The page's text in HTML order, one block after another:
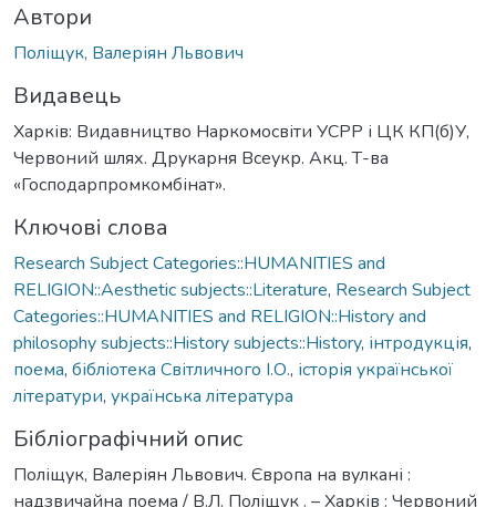
Автори
Поліщук, Валеріян Львович
Видавець
Харків: Видавництво Наркомосвіти УСРР і ЦК КП(б)У,
Червоний шлях. Друкарня Всеукр. Акц. Т-ва
«Господарпромкомбінат».
Ключові слова
Research Subject Categories::HUMANITIES and
RELIGION::Aesthetic subjects::Literature, Research Subject
Categories::HUMANITIES and RELIGION::History and
philosophy subjects::History subjects::History, інтродукція,
поема, бібліотека Світличного І.О., історія української
літератури, українська література
Бібліографічний опис
Поліщук, Валеріян Львович. Європа на вулкані :
надзвичайна поема / В.Л. Поліщук . – Харків : Червоний